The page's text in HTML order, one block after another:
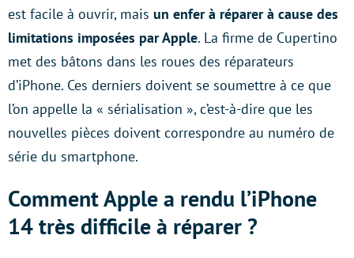
est facile à ouvrir, mais un enfer à réparer à cause des
limitations imposées par Apple. La firme de Cupertino
met des bâtons dans les roues des réparateurs
d’iPhone. Ces derniers doivent se soumettre à ce que
l’on appelle la « sérialisation », c’est-à-dire que les
nouvelles pièces doivent correspondre au numéro de
série du smartphone.
Comment Apple a rendu l’iPhone
14 très difficile à réparer ?